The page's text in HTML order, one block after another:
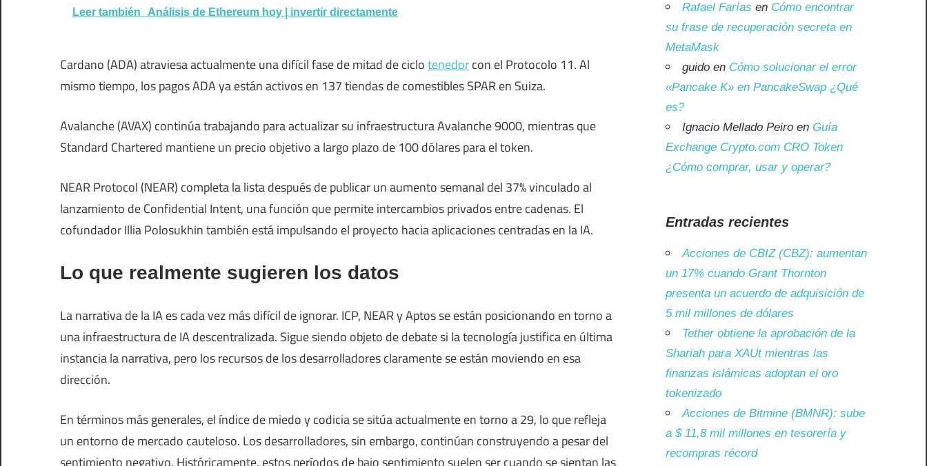
Leer también Análisis de Ethereum hoy | invertir directamente
Cardano (ADA) atraviesa actualmente una difícil fase de mitad de ciclotenedorcon el Protocolo 11. Al
mismo tiempo, los pagos ADA ya están activos en 137 tiendas de comestibles SPAR en Suiza.
Avalanche (AVAX) continúa trabajando para actualizar su infraestructura Avalanche 9000, mientras que
Standard Chartered mantiene un precio objetivo a largo plazo de 100 dólares para el token.
NEAR Protocol (NEAR) completa la lista después de publicar un aumento semanal del 37% vinculado al
lanzamiento de Confidential Intent, una función que permite intercambios privados entre cadenas. El
cofundador Illia Polosukhin también está impulsando el proyecto hacia aplicaciones centradas en la IA.
Lo que realmente sugieren los datos
La narrativa de la IA es cada vez más difícil de ignorar. ICP, NEAR y Aptos se están posicionando en torno a
una infraestructura de IA descentralizada. Sigue siendo objeto de debate si la tecnología justifica en última
instancia la narrativa, pero los recursos de los desarrolladores claramente se están moviendo en esa
dirección.
En términos más generales, el índice de miedo y codicia se sitúa actualmente en torno a 29, lo que refleja
un entorno de mercado cauteloso. Los desarrolladores, sin embargo, continúan construyendo a pesar del
Rafael Farías en Cómo encontrar
su frase de recuperación secreta en
MetaMask
guidoen Cómo solucionar el error
«Pancake K» en PancakeSwap ¿Qué
es?
Ignacio Mellado Peiroen Guía
Exchange Crypto.com CRO Token
¿Cómo comprar, usar y operar?
Entradas recientes
Acciones de CBIZ (CBZ): aumentan
un 17% cuando Grant Thornton
presenta un acuerdo de adquisición de
5 mil millones de dólares
Tether obtiene la aprobación de la
Shariah para XAUt mientras las
finanzas islámicas adoptan el oro
tokenizado
Acciones de Bitmine (BMNR): sube
a $ 11,8 mil millones en tesorería y
recompras récord